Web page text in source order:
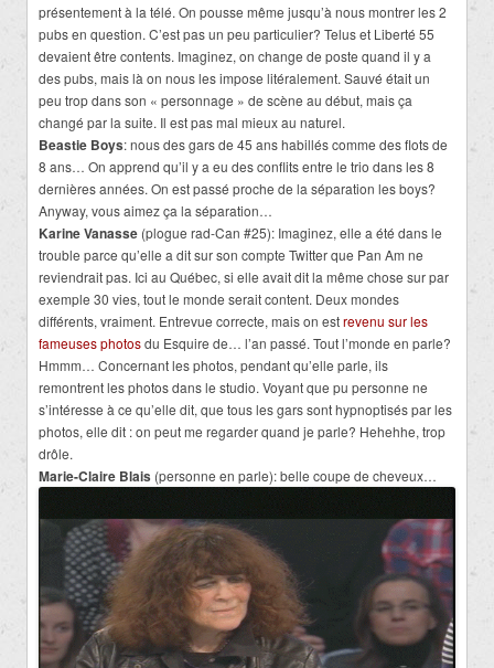
présentement à la télé. On pousse même jusqu’à nous montrer les 2
pubs en question. C’est pas un peu particulier? Telus et Liberté 55
devaient être contents. Imaginez, on change de poste quand il y a
des pubs, mais là on nous les impose litéralement. Sauvé était un
peu trop dans son « personnage » de scène au début, mais ça
changé par la suite. Il est pas mal mieux au naturel.
Beastie Boys: nous des gars de 45 ans habillés comme des flots de
8 ans… On apprend qu’il y a eu des conflits entre le trio dans les 8
dernières années. On est passé proche de la séparation les boys?
Anyway, vous aimez ça la séparation…
Karine Vanasse (plogue rad-Can #25): Imaginez, elle a été dans le
trouble parce qu’elle a dit sur son compte Twitter que Pan Am ne
reviendrait pas. Ici au Québec, si elle avait dit la même chose sur par
exemple 30 vies, tout le monde serait content. Deux mondes
différents, vraiment. Entrevue correcte, mais on estrevenu sur les
fameuses photosdu Esquire de… l’an passé. Tout l’monde en parle?
Hmmm… Concernant les photos, pendant qu’elle parle, ils
remontrent les photos dans le studio. Voyant que pu personne ne
s’intéresse à ce qu’elle dit, que tous les gars sont hypnoptisés par les
photos, elle dit : on peut me regarder quand je parle? Hehehhe, trop
drôle.
Marie-Claire Blais (personne en parle): belle coupe de cheveux…